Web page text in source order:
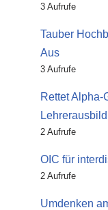
3 Aufrufe
Tauber
Aus
3 Aufrufe
Rettet Alpha-
2 Aufrufe
OIC für
2 Aufrufe
Umdenken